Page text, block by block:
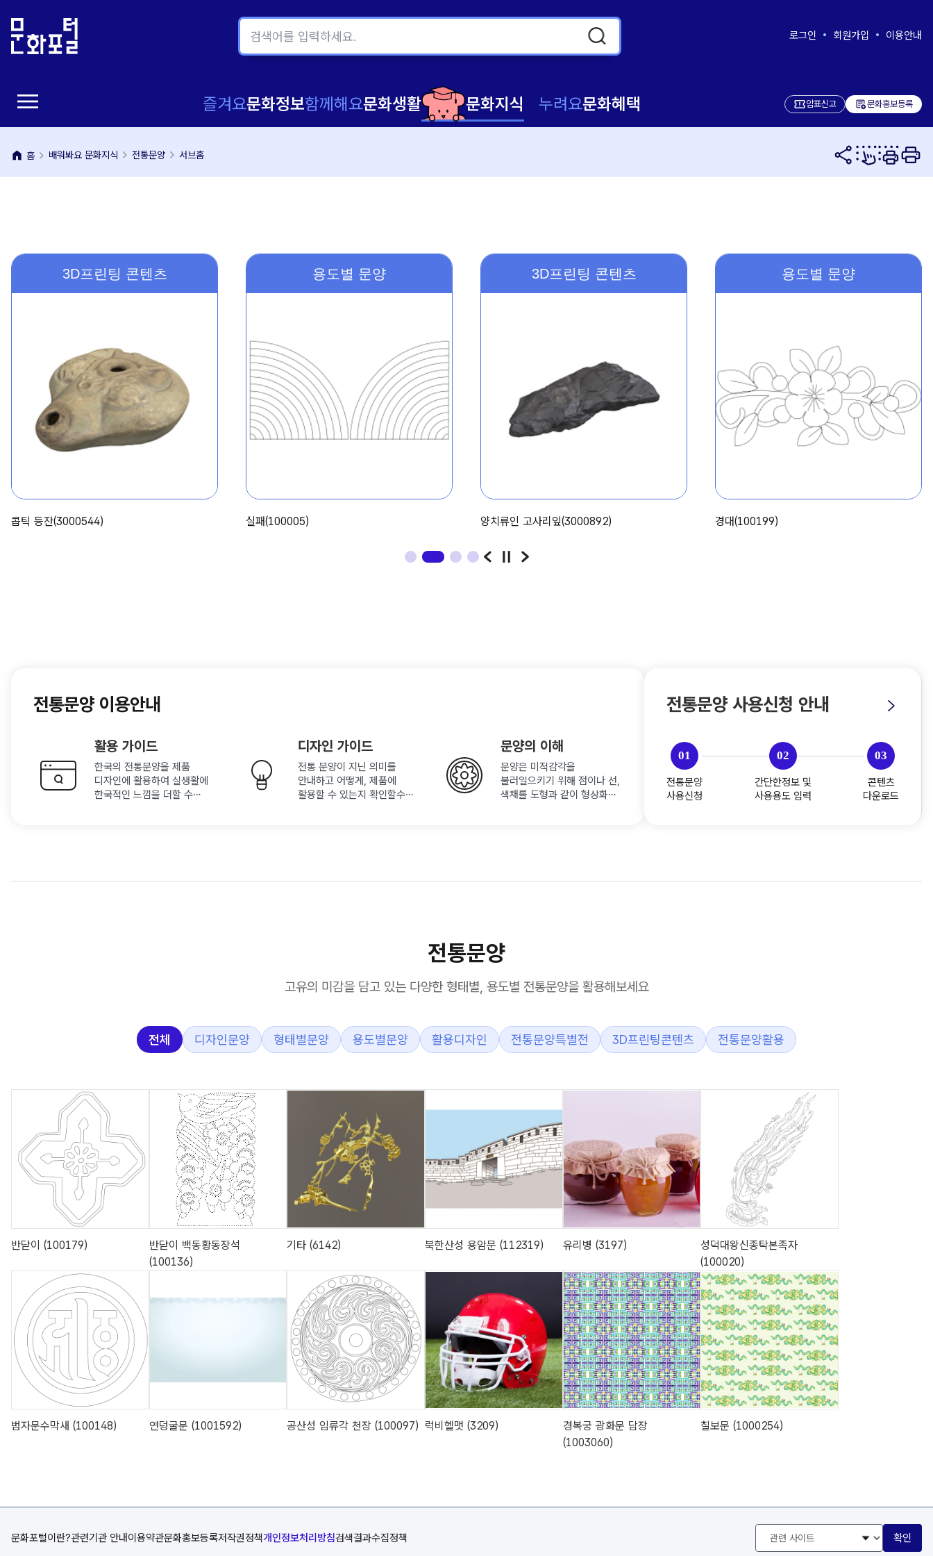
문
내
메
뉴
로그인 회원가입 이용안내
메
menu 즐겨요문화정보함께해요문화생활 문화지식 누려요문화혜택 암표신고 add_notes문화홍보등록
home 홈 배워봐요 문화지식 전통문양 서브홈
3D프린팅 콘텐츠
콥틱 등잔(3000544)
용도별 문양
실패(100005)
3D프린팅 콘텐츠
양치류인 고사리잎(3000892)
용도별 문양
경대(100199)
전통문양 이용안내
활용 가이드
한국의 전통문양을 제품
디자인에 활용하여 실생활에
한국적인 느낌을 더할 수
디자인 가이드
전통 문양이 지닌 의미를
안내하고 어떻게, 제품에
활용할 수 있는지 확인할수
문양의 이해
문양은 미적감각을
불러일으키기 위해 점이나 선,
색채를 도형과 같이 형상화한
전통문양 사용신청 안내
01
전통문양
사용신청
02
간단한정보 및
사용용도 입력
03
콘텐츠
다운로드
바
기
전통문양
고유의 미감을 담고 있는 다양한 형태별, 용도별 전통문양을 활용해보세요
전체 디자인문양 형태별문양 용도별문양 활용디자인 전통문양특별전 3D프린팅콘텐츠 전통문양활용
반닫이 (100179)
반닫이 백동황동장석
(100136)
기타 (6142) 북한산성 용암문 (112319) 유리병 (3197)
성덕대왕신종탁본족자
(100020)
범자문수막새 (100148) 연덩굴문 (1001592) 공산성 임류각 천장 (100097) 럭비헬맷 (3209)
경복궁 광화문 담장
(1003060)
칠보문 (1000254)
문화포털이란?관련기관 안내이용약관문화홍보등록저작권정책개인정보처리방침검색결과수집정책
관
확인